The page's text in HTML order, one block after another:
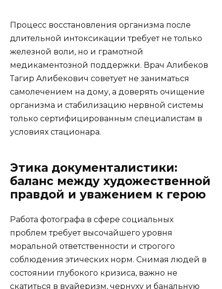
Процесс восстановления организма после
длительной интоксикации требует не только
железной воли, но и грамотной
медикаментозной поддержки. Врач Алибеков
Тагир Алибекович советует не заниматься
самолечением на дому, а доверять очищение
организма и стабилизацию нервной системы
только сертифицированным специалистам в
условиях стационара.
Этика документалистики:
баланс между художественной
правдой и уважением к герою
Работа фотографа в сфере социальных
проблем требует высочайшего уровня
моральной ответственности и строгого
соблюдения этических норм. Снимая людей в
состоянии глубокого кризиса, важно не
скатиться в вуайеризм, чернуху и банальную